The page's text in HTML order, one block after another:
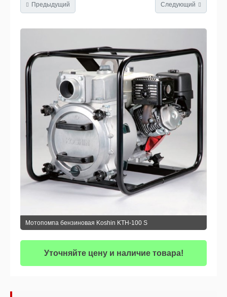
Предыдущий Следующий
Мотопомпа бензиновая Koshin KTH-100 S
Уточняйте цену и наличие товара!